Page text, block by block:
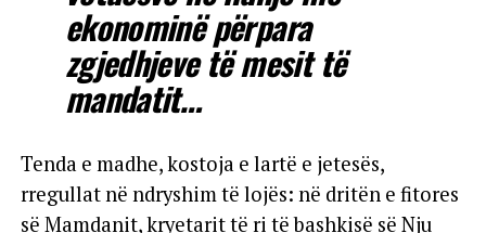
ekonominë përpara
zgjedhjeve të mesit të
mandatit…
Tenda e madhe, kostoja e lartë e jetesës,
rregullat në ndryshim të lojës: në dritën e fitores
së Mamdanit, kryetarit të ri të bashkisë së Nju